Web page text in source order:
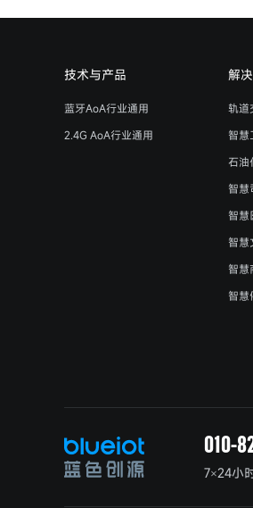
技术与产品
蓝牙AoA行业通用
2.4G AoA行业通用
解
轨道
智慧
石油
智慧
智慧
智慧
智慧
智慧
010-
7×24小